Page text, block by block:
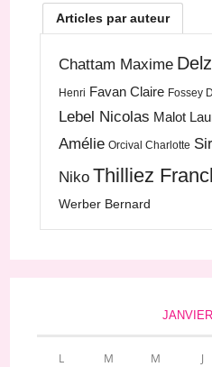
Articles par auteur
Chattam Maxime
Henri Favan Claire Fossey
Lebel Nicolas Malot
Amélie Orcival Charlotte
Niko Thilliez
Werber Bernard
L M M J